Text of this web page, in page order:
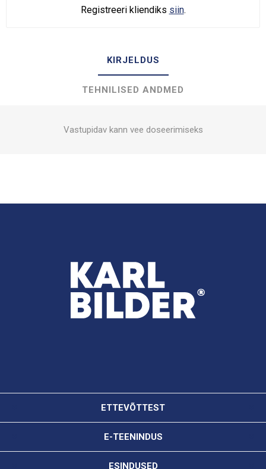
Registreeri kliendiks siin.
KIRJELDUS
TEHNILISED ANDMED
Vastupidav kann vee doseerimiseks
ETTEVÕTTEST
E-TEENINDUS
ESINDUSED